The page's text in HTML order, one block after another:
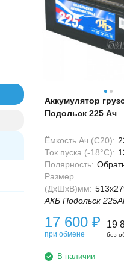
Аккумулятор
Подольск 225 Ач
Ёмкость Ач (С20):
Ток пуска (-18°С):
Полярность:
Размер
(ДхШхВ)мм:
АКБ Подольск
17 600 ₽
при обмене
19
без
В наличии